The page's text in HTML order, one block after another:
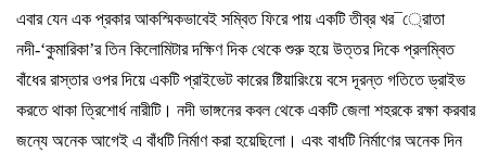
এবার যেন এক প্রকার আকস্মিকভাবেই সম্বিত ফিরে পায় একটি তীব্র খর¯ ্রােতা
নদী-‘কুমারিকা’র তিন কিলোমিটার দক্ষিণ দিক থেকে শুরু হয়ে উত্তর দিকে প্রলম্বিত
বাঁধের রাস্তার ওপর দিয়ে একটি প্রাইভেট কারের ষ্টিয়ারিংয়ে বসে দূরন্ত গতিতে ড্রাইভ
করতে থাকা ত্রিশোর্ধ নারীটি। নদী ভাঙ্গনের কবল থেকে একটি জেলা শহরকে রক্ষা করবার
জন্যে অনেক আগেই এ বাঁধটি নির্মাণ করা হয়েছিলো। এবং বাধটি নির্মাণের অনেক দিন